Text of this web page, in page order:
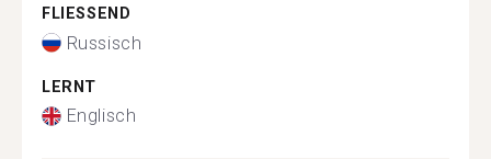
FLIESSEND
Russisch
LERNT
Englisch